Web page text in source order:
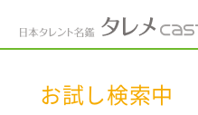
お試し検索中